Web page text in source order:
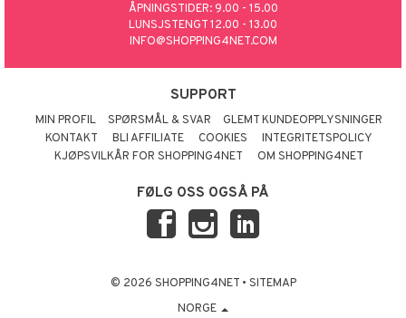
ÅPNINGSTIDER: 9.00 - 15.00
LUNSJSTENGT 12.00 - 13.00
INFO@SHOPPING4NET.COM
SUPPORT
MIN PROFIL SPØRSMÅL & SVAR
GLEMT KUNDEOPPLYSNINGER
KONTAKT
BLI AFFILIATE COOKIES
INTEGRITETSPOLICY
KJØPSVILKÅR FOR SHOPPING4NET
OM SHOPPING4NET
FØLG OSS OGSÅ PÅ
© 2026 SHOPPING4NET • SITEMAP
NORGE